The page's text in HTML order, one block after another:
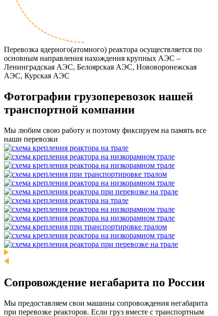
Перевозка ядерного(атомного) реактора осуществляется по
основным направления нахождения крупных АЭС –
Ленинградская АЭС, Белоярская АЭС, Нововоронежская
АЭС, Курская АЭС
Фотографии грузоперевозок нашей
транспортной компании
Мы любим свою работу и поэтому фиксируем на память все
наши перевозки
Сопровождение негабарита по России
Мы предоставляем свои машины сопровождения негабарита
при перевозке реакторов. Если груз вместе с транспортным